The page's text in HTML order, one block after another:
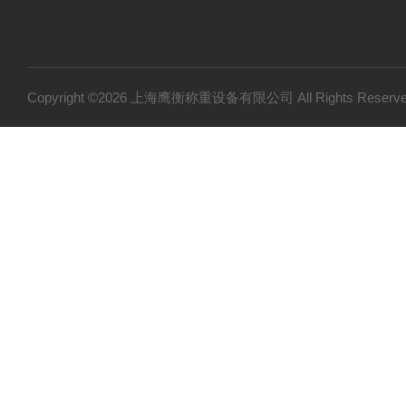
Copyright ©2026 上海鹰衡称重设备有限公司 All Rights